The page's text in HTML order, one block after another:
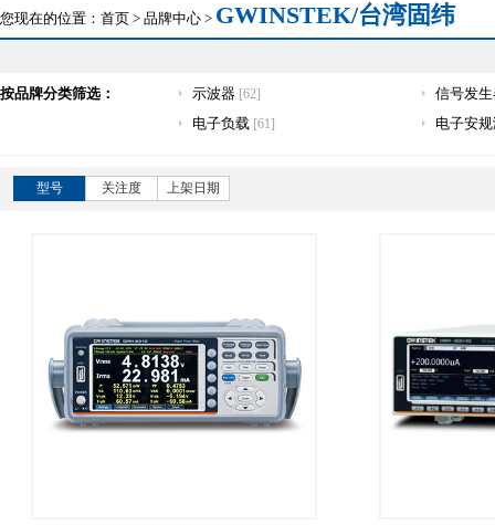
您现在的位置： 首页 > 品牌中心 > GWINSTEK/台湾固纬
按品牌分类筛选： 示波器 [62]
信号发
电子负载 [61] 电子安
型号 关注度 上架日期